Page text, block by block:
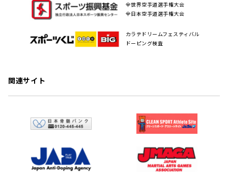
全世界空手道選手権大会
全日本空手道選手権大会
カラテドリームフェスティバル
ドーピング検査
関連サイト